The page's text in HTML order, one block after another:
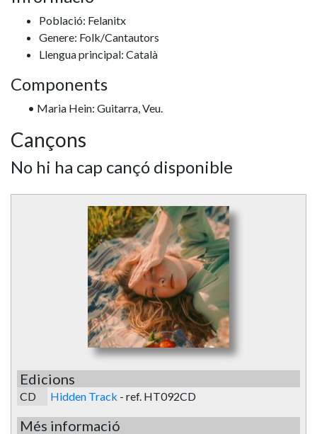
Població: Felanitx
Genere: Folk/Cantautors
Llengua principal: Català
Components
• Maria Hein: Guitarra, Veu.
Cançons
No hi ha cap cançó disponible
Edicions
CD Hidden Track - ref. HT092CD
Més informació